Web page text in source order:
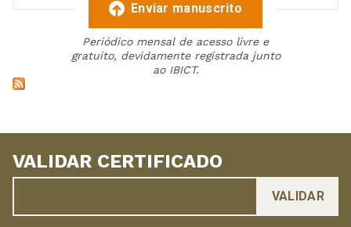
Enviar manuscrito
Periódico mensal de acesso livre e
gratuito, devidamente registrada junto
ao IBICT.
VALIDAR CERTIFICADO